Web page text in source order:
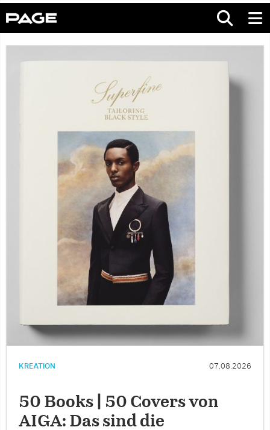
KREATION 07.08.2026
50 Books | 50 Covers von
AIGA: Das sind die